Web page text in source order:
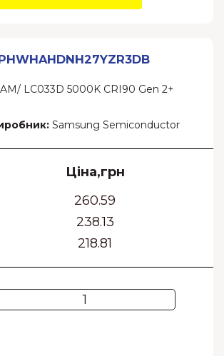
LC033D 5000K CRI90 Gen 2+
Samsung Semiconductor
Ціна,грн
260.59
238.13
218.81